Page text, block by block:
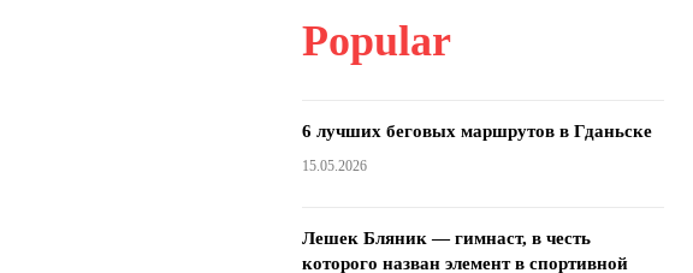
Popular
6 лучших беговых маршрутов в Гданьске
15.05.2026
Лешек Бляник — гимнаст, в честь
которого назван элемент в спортивной